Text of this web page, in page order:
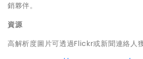
銷夥伴。
資源
高解析度圖片可透過Flickr或新聞連絡人